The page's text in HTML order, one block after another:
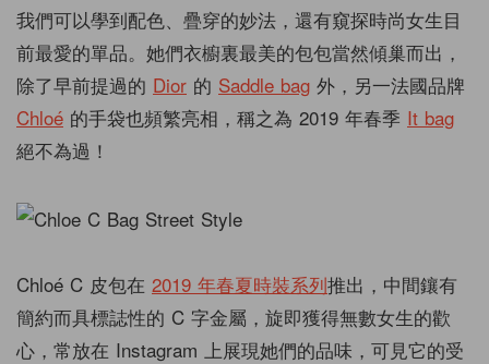
我們可以學到配色、疊穿的妙法，還有窺探時尚女生目
前最愛的單品。她們衣櫥裏最美的包包當然傾巢而出，
除了早前提過的 Dior 的 Saddle bag 外，另一法國品牌
Chloé 的手袋也頻繁亮相，稱之為 2019 年春季 It bag
絕不為過！
Chloé C 皮包在 2019 年春夏時裝系列推出，中間鑲有
簡約而具標誌性的 C 字金屬，旋即獲得無數女生的歡
心，常放在 Instagram 上展現她們的品味，可見它的受